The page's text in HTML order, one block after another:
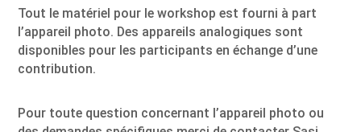
Tout le matériel pour le workshop est fourni à part
l’appareil photo. Des appareils analogiques sont
disponibles pour les participants en échange d’une
contribution.
Pour toute question concernant l’appareil photo ou